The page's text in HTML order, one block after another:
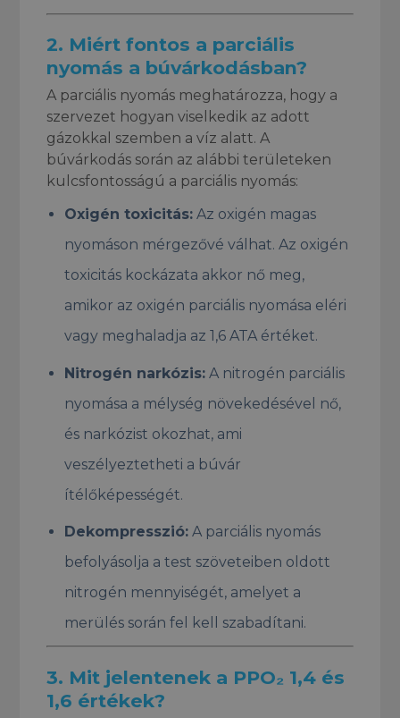
2. Miért fontos a parciális
nyomás a búvárkodásban?
A parciális nyomás meghatározza, hogy a
szervezet hogyan viselkedik az adott
gázokkal szemben a víz alatt. A
búvárkodás során az alábbi területeken
kulcsfontosságú a parciális nyomás:
Oxigén toxicitás: Az oxigén magas
nyomáson mérgezővé válhat. Az oxigén
toxicitás kockázata akkor nő meg,
amikor az oxigén parciális nyomása eléri
vagy meghaladja az 1,6 ATA értéket.
Nitrogén narkózis: A nitrogén parciális
nyomása a mélység növekedésével nő,
és narkózist okozhat, ami
veszélyeztetheti a búvár
ítélőképességét.
Dekompresszió: A parciális nyomás
befolyásolja a test szöveteiben oldott
nitrogén mennyiségét, amelyet a
merülés során fel kell szabadítani.
3. Mit jelentenek a PPO₂ 1,4 és
1,6 értékek?